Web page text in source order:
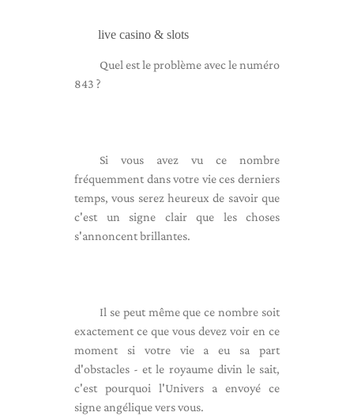
live casino & slots
Quel est le problème avec le numéro
843 ?
Si vous avez vu ce nombre
fréquemment dans votre vie ces derniers
temps, vous serez heureux de savoir que
c'est un signe clair que les choses
s'annoncent brillantes.
Il se peut même que ce nombre soit
exactement ce que vous devez voir en ce
moment si votre vie a eu sa part
d'obstacles - et le royaume divin le sait,
c'est pourquoi l'Univers a envoyé ce
signe angélique vers vous.